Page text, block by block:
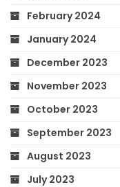
February 2024
January 2024
December 2023
November 2023
October 2023
September 2023
August 2023
July 2023